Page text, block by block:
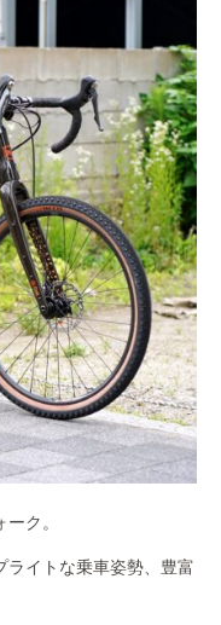
ク。
ライトな乗車姿勢、豊富